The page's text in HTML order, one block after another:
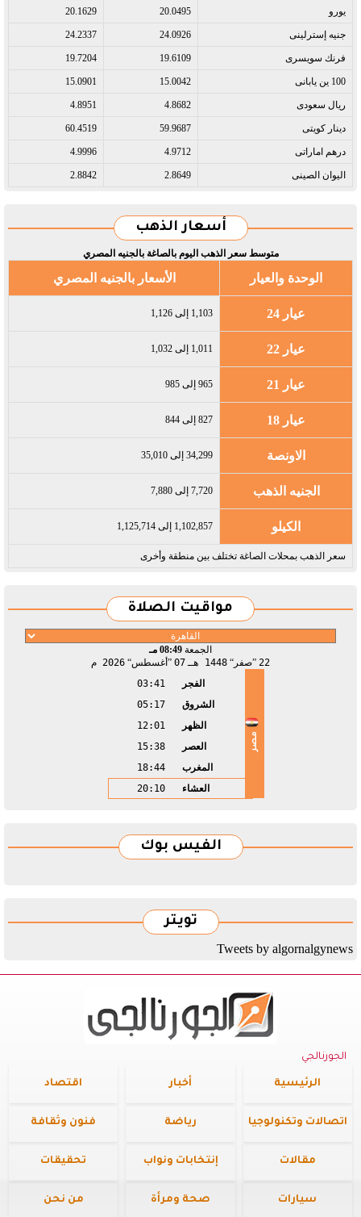
يورو​ 20.0495
20.1629
جنيه إسترلينى​ 24.0926
24.2337
فرنك سويسرى​ 19.6109
19.7204
100 ين يابانى​ 15.0042
15.0901
ريال سعودى​ 4.8682
4.8951
دينار كويتى​ 59.9687
60.4519
درهم اماراتى​ 4.9712
4.9996
اليوان الصينى​ 2.8649
2.8842
أسعار الذهب
متوسط سعر الذهب اليوم بالصاغة بالجنيه المصري
الوحدة والعيار الأسعار بالجنيه المصري
عيار 24 1,103 إلى 1,126
عيار 22 1,011 إلى 1,032
عيار 21 965 إلى 985
عيار 18 827 إلى 844
الاونصة 34,299 إلى 35,010
الجنيه الذهب 7,720 إلى 7,880
الكيلو 1,102,857 إلى 1,125,714
سعر الذهب بمحلات الصاغة تختلف بين منطقة وأخرى
مواقيت الصلاة
الجمعة 08:49 مـ
22 صفر 1448 هـ 07 أغسطس 2026 م
مصر
الفجر
03:41
الشروق
05:17
الظهر
12:01
العصر
15:38
المغرب
18:44
العشاء
20:10
الفيس بوك
تويتر
Tweets by algornalgynews
الجورنالجي
الرئيسية أخبار اقتصاد
اتصالات وتكنولوجيا رياضة فنون وثقافة
مقالات إنتخابات ونواب تحقيقات
سيارات صحة ومرأة من نحن